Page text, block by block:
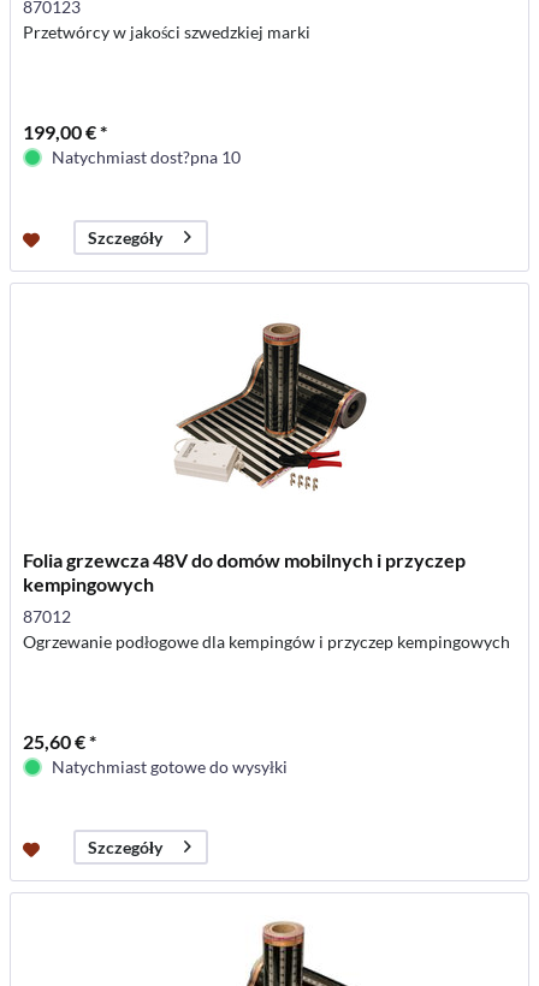
870123
Przetwórcy w jakości szwedzkiej marki
199,00 € *
Natychmiast dost?pna 10
Szczegóły
Folia grzewcza 48V do domów mobilnych i przyczep
kempingowych
87012
Ogrzewanie podłogowe dla kempingów i przyczep kempingowych
25,60 € *
Natychmiast gotowe do wysyłki
Szczegóły